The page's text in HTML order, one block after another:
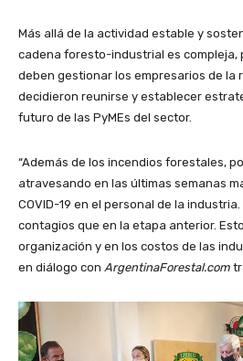
Más allá de la actividad estable y
cadena foresto-industrial es compleja,
deben gestionar los empresarios de la
decidieron reunirse y establecer
futuro de las PyMEs del sector.
“Además de los incendios forestales,
atravesando en las últimas semanas
COVID-19 en el personal de la
contagios que en la etapa anterior.
organización y en los costos de las
en diálogo con ArgentinaForestal.com